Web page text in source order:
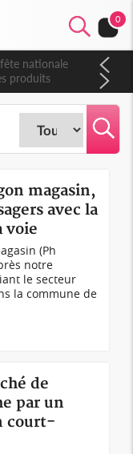
0
nationale
produits
magasin,
avec la
voie
(Ph
notre
le secteur
la commune de
de
par un
court-